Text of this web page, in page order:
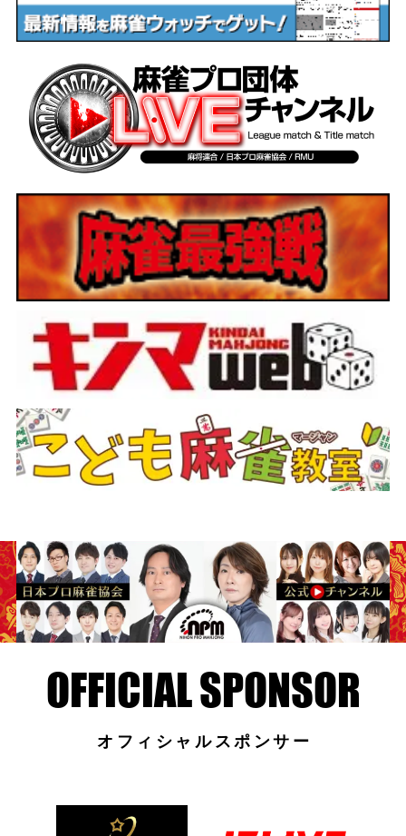
オフィシャルスポンサー